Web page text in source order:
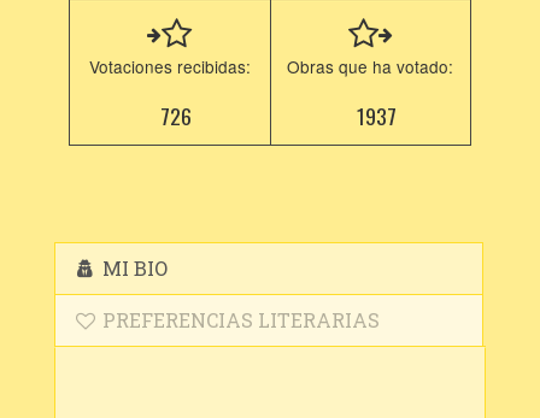
Votaciones recibidas:
726
Obras que ha votado:
1937
MI BIO
PREFERENCIAS LITERARIAS